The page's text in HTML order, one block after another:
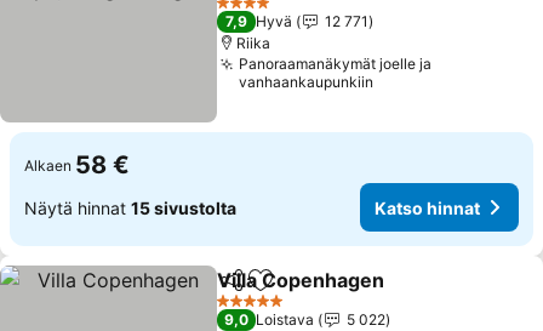
4 Tähtiluokitus
7,9 Hyvä
12 771
Riika
Panoraamanäkymät joelle ja
vanhaankaupunkiin
Alkaen 58 €
Näytä hinnat 15 sivustolta Katso hinnat
Jaa Lisää suosikkeihin
Villa Copenhagen
5 Tähtiluokitus
9,0 Loistava
5 022